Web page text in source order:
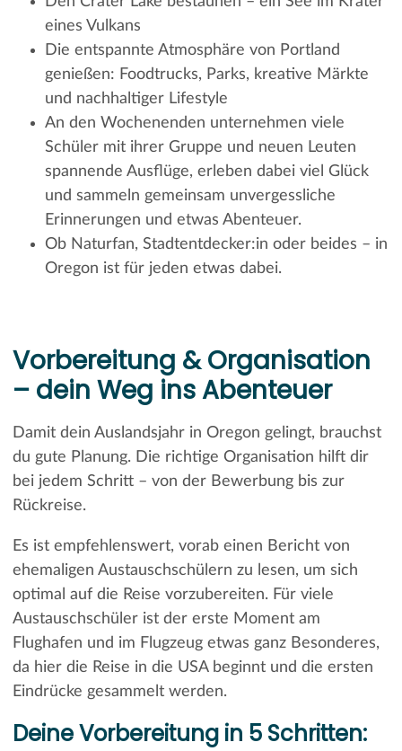
eines Vulkans
Die entspannte Atmosphäre von Portland
genießen: Foodtrucks, Parks, kreative Märkte
und nachhaltiger Lifestyle
An den Wochenenden unternehmen viele
Schüler mit ihrer Gruppe und neuen Leuten
spannende Ausflüge, erleben dabei viel Glück
und sammeln gemeinsam unvergessliche
Erinnerungen und etwas Abenteuer.
Ob Naturfan, Stadtentdecker:in oder beides – in
Oregon ist für jeden etwas dabei.
Vorbereitung & Organisation
– dein Weg ins Abenteuer
Damit dein Auslandsjahr in Oregon gelingt, brauchst
du gute Planung. Die richtige Organisation hilft dir
bei jedem Schritt – von der Bewerbung bis zur
Rückreise.
Es ist empfehlenswert, vorab einen Bericht von
ehemaligen Austauschschülern zu lesen, um sich
optimal auf die Reise vorzubereiten. Für viele
Austauschschüler ist der erste Moment am
Flughafen und im Flugzeug etwas ganz Besonderes,
da hier die Reise in die USA beginnt und die ersten
Eindrücke gesammelt werden.
Deine Vorbereitung in 5 Schritten: